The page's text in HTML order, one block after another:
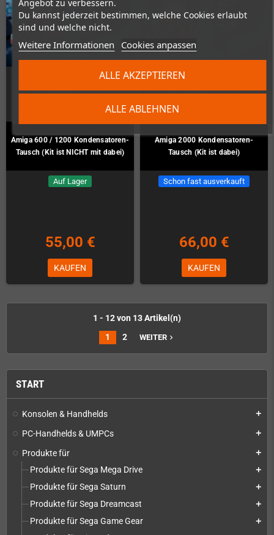
Angebot zu verbessern.
Du kannst jederzeit bestimmen, welche Cookies erlaubt
sind und welche nicht.
Weitere Informationen Cookies anpassen
ALLE ABLEHNEN
ALLE AKZEPTIEREN
START
Konsolen & Handhelds add
PC-Handhelds & UMPCs add
Produkte für add
Produkte für Sega Mega Drive add
Produkte für Sega Saturn add
Produkte für Sega Dreamcast add
Produkte für Sega Game Gear add
Amiga 600 / 1200 Kondensatoren-
Tausch (Kit ist NICHT mit dabei)
Auf Lager
55,00 €
KAUFEN
Amiga 2000 Kondensatoren-
Tausch (Kit ist dabei)
Schon fast ausverkauft
66,00 €
KAUFEN
1 - 12 von 13 Artikel(n)
1
2 WEITERnavigate_next